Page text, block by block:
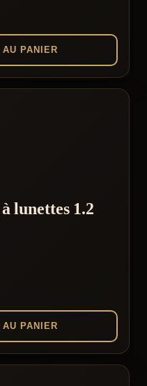
PANIER
lunettes 1.2
PANIER